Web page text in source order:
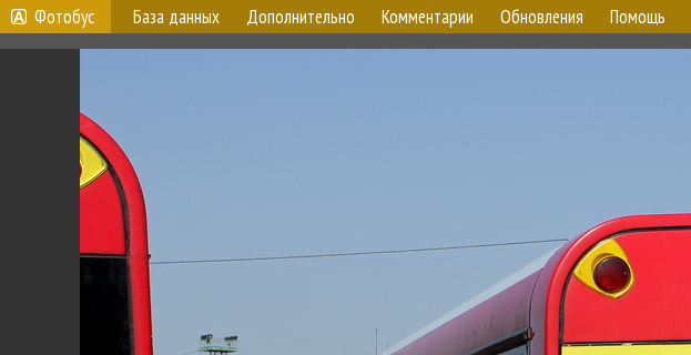
Фотобус База данных Дополнительно Комментарии Обновления Помощь